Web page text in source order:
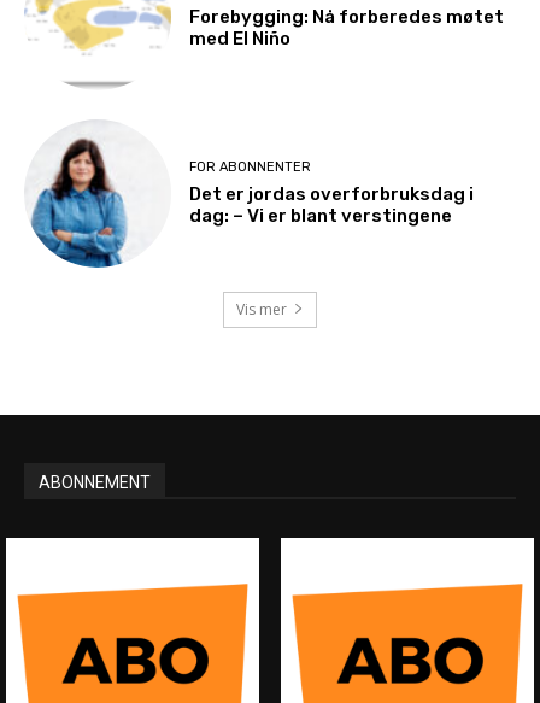
Forebygging: Nå forberedes møtet
med El Niño
FOR ABONNENTER
Det er jordas overforbruksdag i
dag: – Vi er blant verstingene
Vis mer
ABONNEMENT